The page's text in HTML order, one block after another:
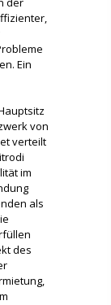
Ein
von
verteilt
im
als
des